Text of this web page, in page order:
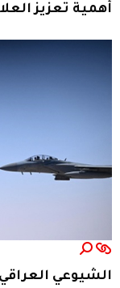
أهمية تعزيز
الشيوعي